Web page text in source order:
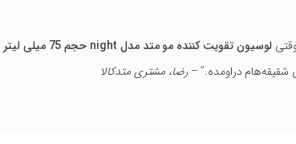
لوسیون تقویت کننده مو متد مدل night حجم 75 میلی لیتر
دراومده.” –رضا، مشتری متدکالا